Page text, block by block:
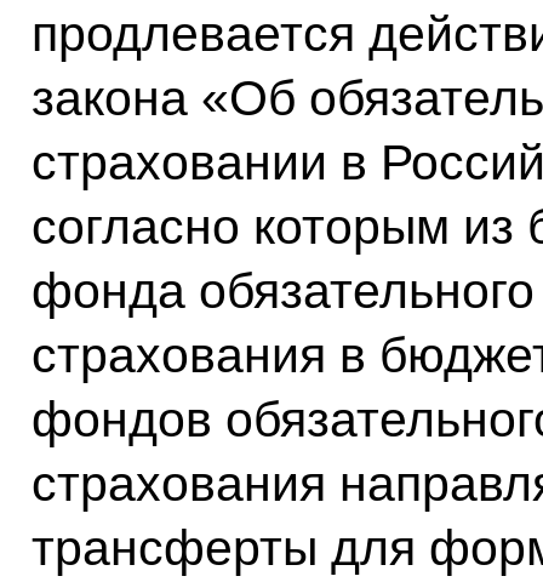
продлевается
закона «Об
страховании в
согласно которым
фонда
страхования в
фондов
страхования
трансферты для